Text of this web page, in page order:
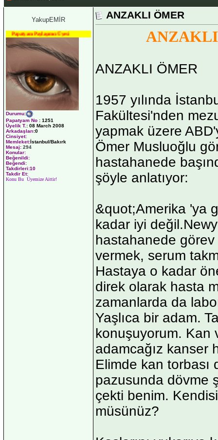
YakupEMİR
Papatyam Paylaşımcı Üyesi
Durumu:
Papatyam No : 1251
Üyelik T. : 08 March 2008
Arkadaşları:0
Cinsiyet:
Memleket:İstanbul/Bakırk
Mesaj: 294
Konular:
Beğenildi:
Beğendi:
Takdirleri:10
Takdir Et:
Konu Bu Üyemize Aittir!
ANZAKLI ÖMER
ANZAKLI ÖMER
1957 yılında
Fakültesi'nden
yapmak üzere
Ömer Musluoğlu
hastahanede
şöyle anlatıyor:
&quot;Amerika 'ya
kadar iyi
hastahanede görev
vermek, serum
Hastaya o kadar
direk olarak hasta
zamanlarda da
Yaşlıca bir adam.
konuşuyorum. Kan
adamcağız kanser
Elimde kan torbası
pazusunda dövme
çekti benim.
müsünüz?